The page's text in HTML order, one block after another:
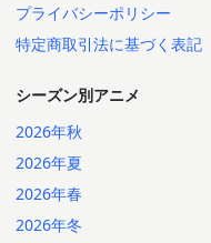
プライバシーポリシー
特定商取引法に基づく表記
シーズン別アニメ
2026年秋
2026年夏
2026年春
2026年冬